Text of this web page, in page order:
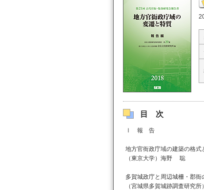
目次
Ⅰ 報 告
地方官衙政庁域の建築の格
（東京大学）海野 聡
多賀城政庁と周辺城柵・郡
（宮城県多賀城跡調査研究